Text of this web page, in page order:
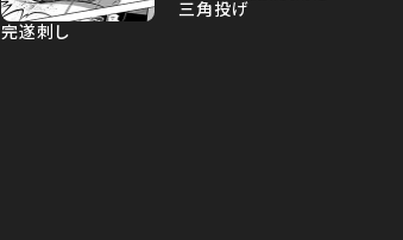
完遂刺し
三角投げ